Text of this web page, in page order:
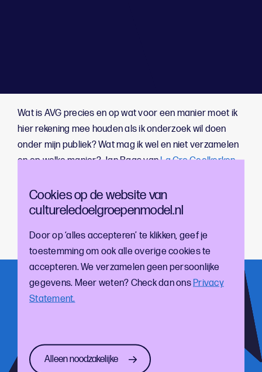
Cookies op de website van
cultureledoelgroepenmodel.nl
Door op ‘alles accepteren’ te klikken, geef je
toestemming om ook alle overige cookies te
accepteren. We verzamelen geen persoonlijke
gegevens. Meer weten? Check dan ons Privacy
Statement.
Alleen noodzakelijke
Wat is AVG precies en op wat voor een manier moet ik
hier rekening mee houden als ik onderzoek wil doen
onder mijn publiek? Wat mag ik wel en niet verzamelen
en op welke manier? Jan Baas vanLa Gro Geelkerken
online sessie 'Onderzoek doen en AVG' op 19
december om 10 uur. Meer informatie volgt t.z.t.
Meld je via deze linkaan om erbij te zijn.
Meld je aan voor onze nieuwsbrief!